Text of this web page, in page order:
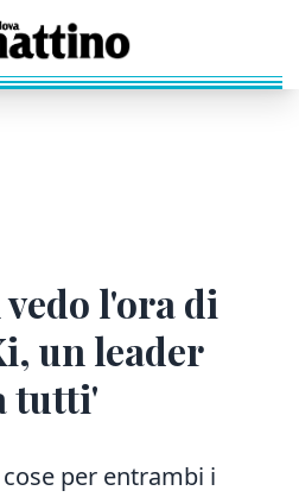
l'ora di
un leader
tutti'
per entrambi i